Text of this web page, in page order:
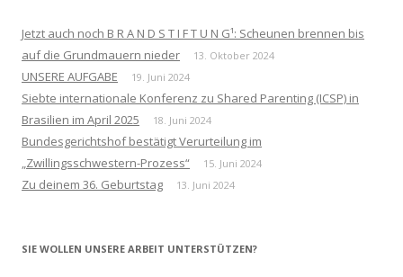
Jetzt auch noch B R A N D S T I F T U N G¹: Scheunen brennen bis
auf die Grundmauern nieder
13. Oktober 2024
UNSERE AUFGABE 19. Juni 2024
Siebte internationale Konferenz zu Shared Parenting (ICSP) in
Brasilien im April 2025
18. Juni 2024
Bundesgerichtshof bestätigt Verurteilung im
„Zwillingsschwestern-Prozess“
15. Juni 2024
Zu deinem 36. Geburtstag 13. Juni 2024
SIE WOLLEN UNSERE ARBEIT UNTERSTÜTZEN?